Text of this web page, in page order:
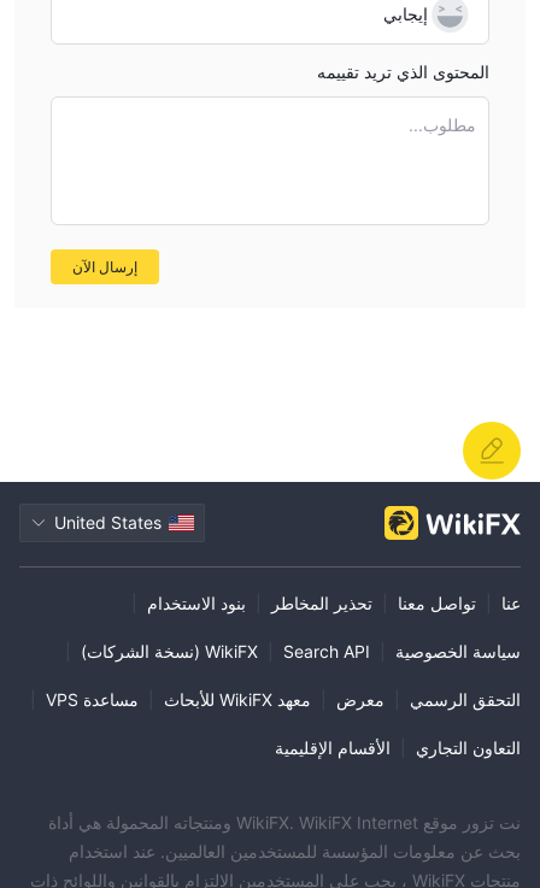
إيجابي
المحتوى الذي تريد تقييمه
مطلوب...
إرسال الآن
United States
عنا تواصل معنا تحذير المخاطر بنود الاستخدام
سياسة الخصوصية Search API WikiFX (نسخة الشركات)
التحقق الرسمي معرض معهد WikiFX للأبحاث مساعدة VPS
التعاون التجاري الأقسام الإقليمية
نت تزور موقع WikiFX. WikiFX Internet ومنتجاته المحمولة هي أداة
بحث عن معلومات المؤسسة للمستخدمين العالميين. عند استخدام
منتجات WikiFX ، يجب على المستخدمين الالتزام بالقوانين واللوائح ذات